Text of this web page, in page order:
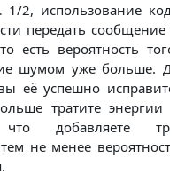
1/2, использование
передать сообщение
есть вероятность
шумом уже больше.
её успешно
тратите энергии
добавляете
не менее